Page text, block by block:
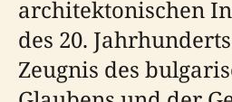
architektonischen
des 20.
Zeugnis des